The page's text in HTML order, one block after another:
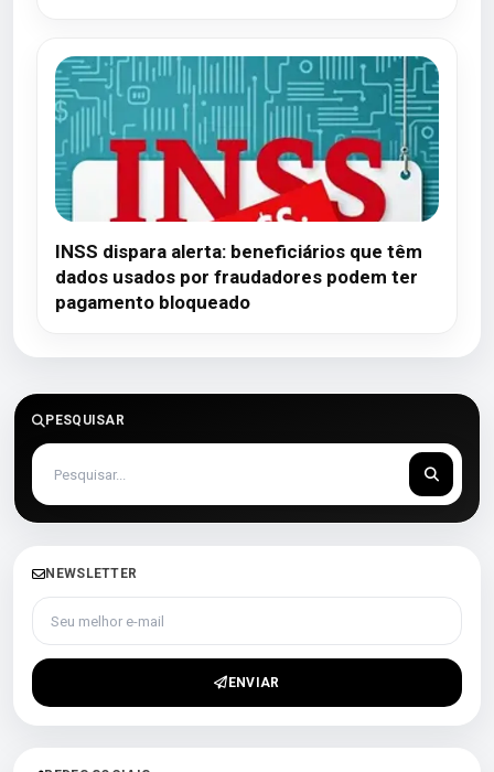
INSS dispara alerta: beneficiários que têm
dados usados por fraudadores podem ter
pagamento bloqueado
PESQUISAR
NEWSLETTER
Seu melhor e-mail
ENVIAR